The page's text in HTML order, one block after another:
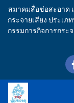
สมาคมสื่อช่อสะอาด
กระจายเสียง ประเ
กรรมการกิจการกระ